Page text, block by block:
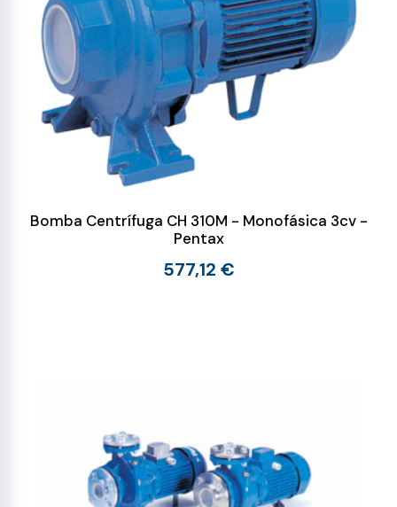
Bomba Centrífuga CH 310M - Monofásica 3cv -
Pentax
577,12 €